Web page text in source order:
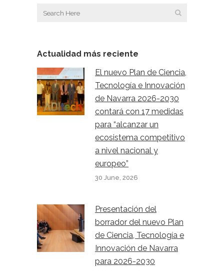
Actualidad más reciente
El nuevo Plan de Ciencia,
Tecnología e Innovación
de Navarra 2026-2030
contará con 17 medidas
para “alcanzar un
ecosistema competitivo
a nivel nacional y
europeo”
30 June, 2026
Presentación del
borrador del nuevo Plan
de Ciencia, Tecnología e
Innovación de Navarra
para 2026-2030